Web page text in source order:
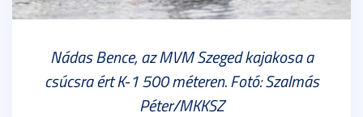
Nádas Bence, az MVM Szeged kajakosa a
csúcsra ért K-1 500 méteren. Fotó: Szalmás
Péter/MKKSZ